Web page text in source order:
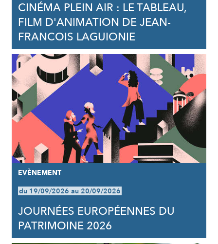
CINÉMA PLEIN AIR : LE TABLEAU,
FILM D'ANIMATION DE JEAN-
FRANCOIS LAGUIONIE
EVÈNEMENT
du 19/09/2026 au 20/09/2026
JOURNÉES EUROPÉENNES DU
PATRIMOINE 2026